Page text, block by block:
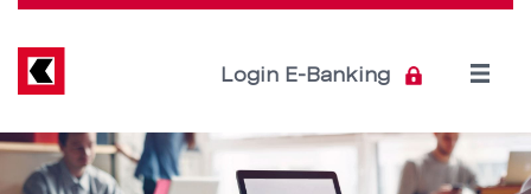
Nachhaltigkeit
Direkt
Inhalt
Login E-Banking
Open
Servicenavigation